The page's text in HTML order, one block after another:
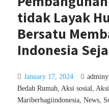
tidak Layak
Bersatu
Indonesia
January 17, 2024
Bedah Rumah,Aksi sosial,
Mariberbagiindonesia,News,